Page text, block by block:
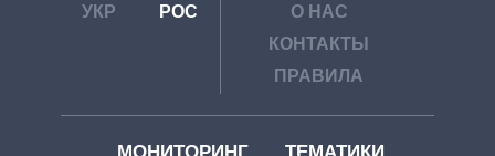
УКР РОС
О НАС
КОНТАКТЫ
ПРАВИЛА